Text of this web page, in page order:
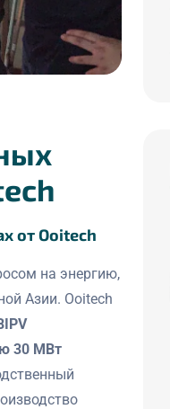
от Ooitech
на энергию,
Азии. Ooitech
30 МВт